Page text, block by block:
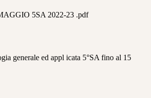
5SA 2022-23 .pdf
generale ed appl icata 5°SA fino al 15